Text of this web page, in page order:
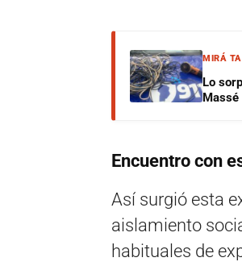
MIRÁ
Lo
Massé
Encuentro con
Así surgió esta
aislamiento
habituales de